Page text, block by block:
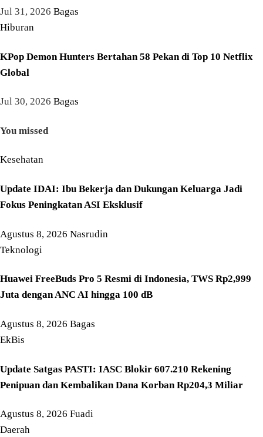
Jul 31, 2026 Bagas
Hiburan
KPop Demon Hunters Bertahan 58 Pekan di Top 10 Netflix
Global
Jul 30, 2026 Bagas
You missed
Kesehatan
Update IDAI: Ibu Bekerja dan Dukungan Keluarga Jadi
Fokus Peningkatan ASI Eksklusif
Agustus 8, 2026 Nasrudin
Teknologi
Huawei FreeBuds Pro 5 Resmi di Indonesia, TWS Rp2,999
Juta dengan ANC AI hingga 100 dB
Agustus 8, 2026 Bagas
EkBis
Update Satgas PASTI: IASC Blokir 607.210 Rekening
Penipuan dan Kembalikan Dana Korban Rp204,3 Miliar
Agustus 8, 2026 Fuadi
Daerah